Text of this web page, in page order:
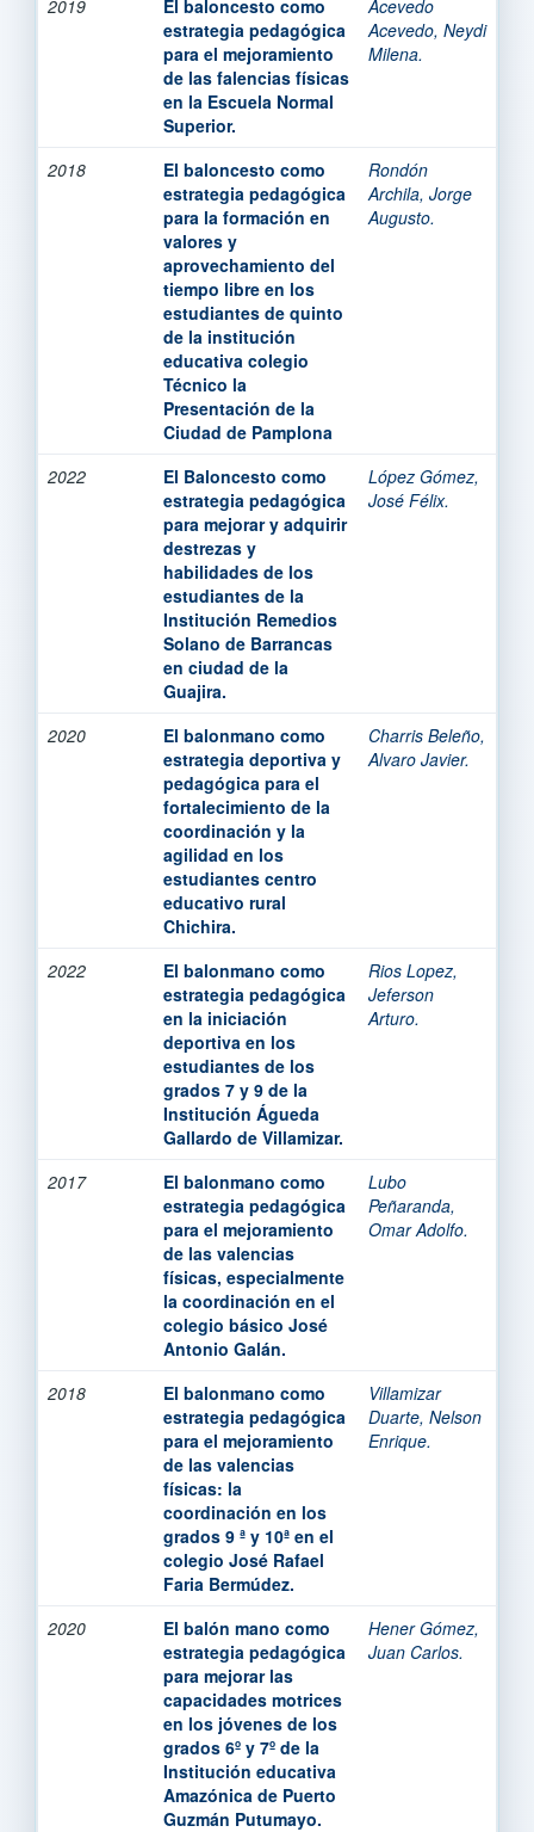
2019
El baloncesto como
estrategia pedagógica
para el mejoramiento
de las falencias físicas
en la Escuela Normal
Superior.
Acevedo
Acevedo, Neydi
Milena.
2018
El baloncesto como
estrategia pedagógica
para la formación en
valores y
aprovechamiento del
tiempo libre en los
estudiantes de quinto
de la institución
educativa colegio
Técnico la
Presentación de la
Ciudad de Pamplona
Rondón
Archila, Jorge
Augusto.
2022
El Baloncesto como
estrategia pedagógica
para mejorar y adquirir
destrezas y
habilidades de los
estudiantes de la
Institución Remedios
Solano de Barrancas
en ciudad de la
Guajira.
López Gómez,
José Félix.
2020
El balonmano como
estrategia deportiva y
pedagógica para el
fortalecimiento de la
coordinación y la
agilidad en los
estudiantes centro
educativo rural
Chichira.
Charris Beleño,
Alvaro Javier.
2022
El balonmano como
estrategia pedagógica
en la iniciación
deportiva en los
estudiantes de los
grados 7 y 9 de la
Institución Águeda
Gallardo de Villamizar.
Rios Lopez,
Jeferson
Arturo.
2017
El balonmano como
estrategia pedagógica
para el mejoramiento
de las valencias
físicas, especialmente
la coordinación en el
colegio básico José
Antonio Galán.
Lubo
Peñaranda,
Omar Adolfo.
2018
El balonmano como
estrategia pedagógica
para el mejoramiento
de las valencias
físicas: la
coordinación en los
grados 9 ª y 10ª en el
colegio José Rafael
Faria Bermúdez.
Villamizar
Duarte, Nelson
Enrique.
2020
El balón mano como
estrategia pedagógica
para mejorar las
capacidades motrices
en los jóvenes de los
grados 6º y 7º de la
Institución educativa
Amazónica de Puerto
Guzmán Putumayo.
Hener Gómez,
Juan Carlos.